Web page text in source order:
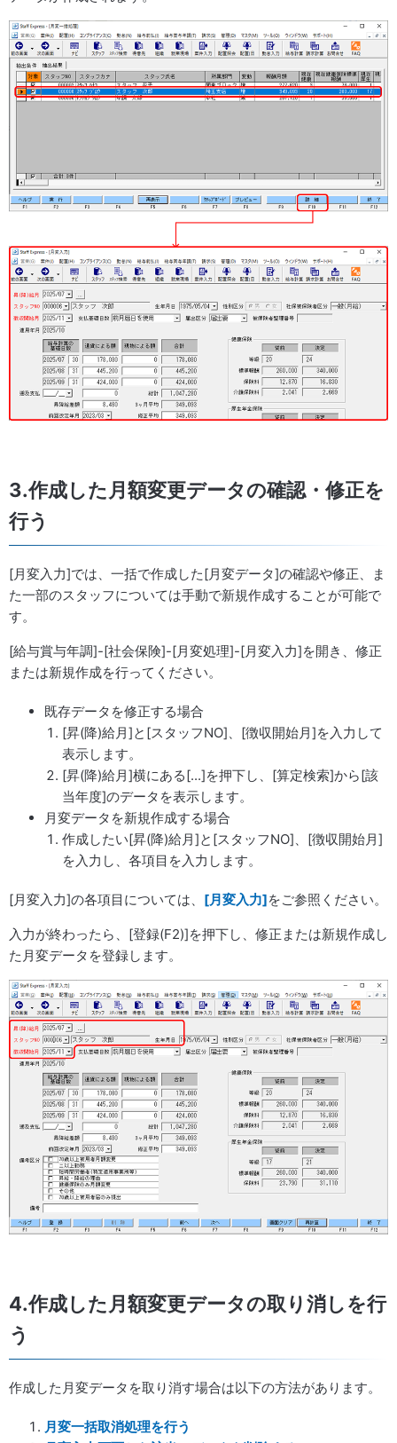
3.作成した月額変更データの確認・修正を
行う
[月変入力]では、一括で作成した[月変データ]の確認や修正、ま
た一部のスタッフについては手動で新規作成することが可能で
す。
[給与賞与年調]-[社会保険]-[月変処理]-[月変入力]を開き、修正
または新規作成を行ってください。
既存データを修正する場合
[昇(降)給月]と[スタッフNO]、[徴収開始月]を入力して
表示します。
[昇(降)給月]横にある[...]を押下し、[算定検索]から[該
当年度]のデータを表示します。
月変データを新規作成する場合
作成したい[昇(降)給月]と[スタッフNO]、[徴収開始月]
を入力し、各項目を入力します。
[月変入力]の各項目については、 [月変入力]をご参照ください。
入力が終わったら、[登録(F2)]を押下し、修正または新規作成し
た月変データを登録します。
4.作成した月額変更データの取り消しを行
う
作成した月変データを取り消す場合は以下の方法があります。
月変一括取消処理を行う